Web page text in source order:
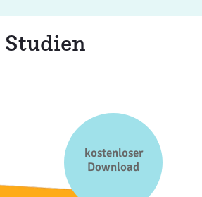
kostenloser
Download